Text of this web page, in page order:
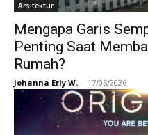
Arsitektur
Mengapa Garis
Penting Saat
Rumah?
Johanna Erly W. - 17/06/2026